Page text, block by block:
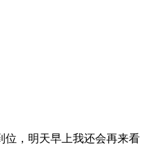
位，明天早上我还会再来看